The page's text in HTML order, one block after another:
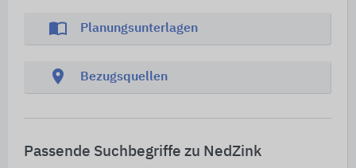
import_contacts Planungsunterlagen
location_on Bezugsquellen
Passende Suchbegriffe zu NedZink